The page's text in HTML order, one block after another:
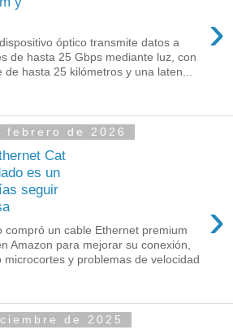
›
óptico transmite datos a
de hasta 25 Gbps mediante luz, con
de hasta 25 kilómetros y una laten...
febrero de 2026
Cat
es un
seguir
›
compró un cable Ethernet premium
Amazon para mejorar su conexión,
microcortes y problemas de velocidad
de 2025